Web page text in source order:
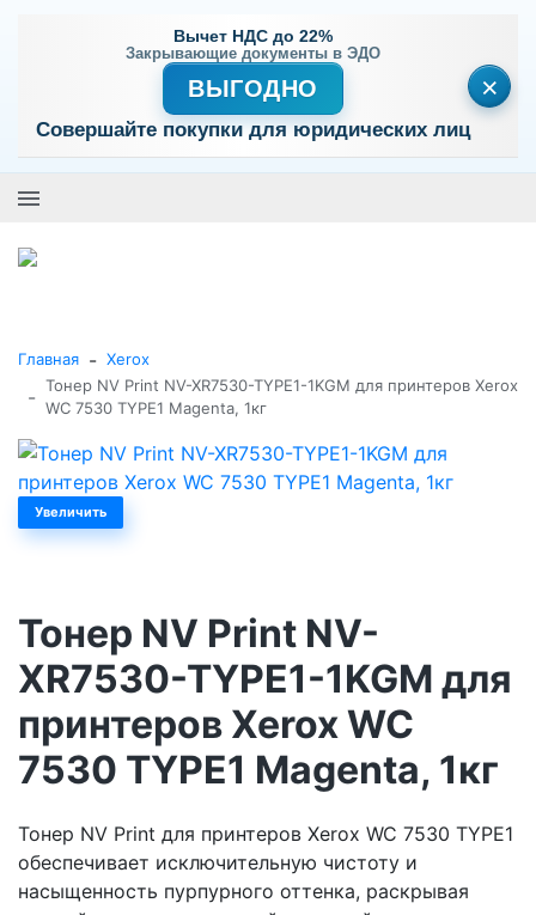
Вычет НДС до 22%
Закрывающие документы в ЭДО
ВЫГОДНО
Совершайте покупки для юридических лиц
×
Главная - Xerox
- Тонер NV Print NV-XR7530-TYPE1-1KGM для принтеров Xerox
WC 7530 TYPE1 Magenta, 1кг
Увеличить
Тонер NV Print NV-
XR7530-TYPE1-1KGM для
принтеров Xerox WC
7530 TYPE1 Magenta, 1кг
Тонер NV Print для принтеров Xerox WC 7530 TYPE1
обеспечивает исключительную чистоту и
насыщенность пурпурного оттенка, раскрывая